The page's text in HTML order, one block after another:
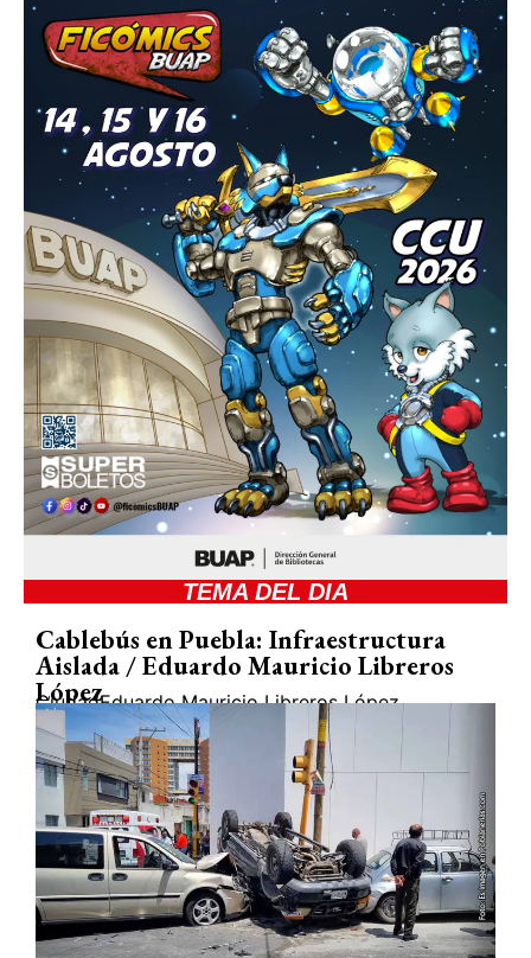
TEMA DEL DIA
Cablebús en Puebla: Infraestructura
Aislada / Eduardo Mauricio Libreros
López
CiudadEduardo Mauricio Libreros López